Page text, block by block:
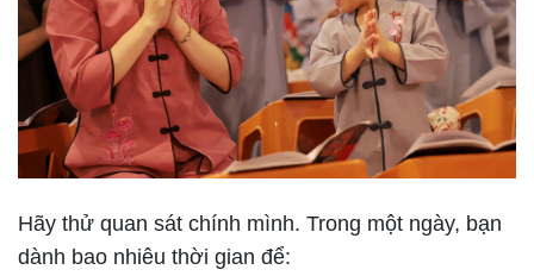
Hãy thử quan sát chính mình. Trong một ngày, bạn
dành bao nhiêu thời gian để: